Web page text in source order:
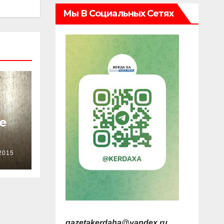
Мы В Социальных Сетях